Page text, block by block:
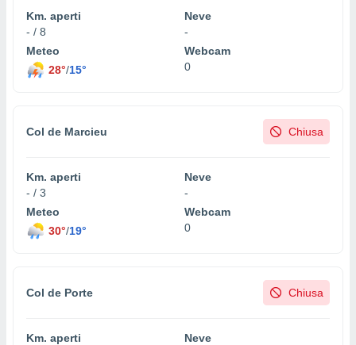
Km. aperti
- / 8
Neve
-
Meteo
28°/15°
Webcam
0
Col de Marcieu Chiusa
Km. aperti
- / 3
Neve
-
Meteo
30°/19°
Webcam
0
Col de Porte Chiusa
Km. aperti
Neve